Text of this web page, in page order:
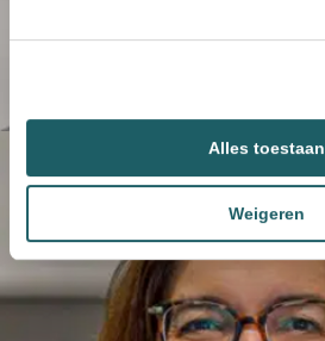
Alles toestaan
Weigeren